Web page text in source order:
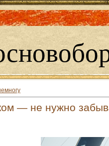
— не нужно